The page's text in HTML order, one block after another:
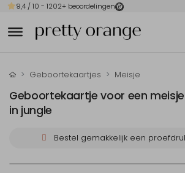
9,4 / 10 - 1202+ beoordelingen
Geboortekaartjes Meisje
Geboortekaartje voor een
in jungle
Bestel gemakkelijk een